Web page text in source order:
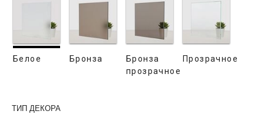
Белое Бронза
Бронза
прозрачное
Прозрачное
ТИП ДЕКОРА